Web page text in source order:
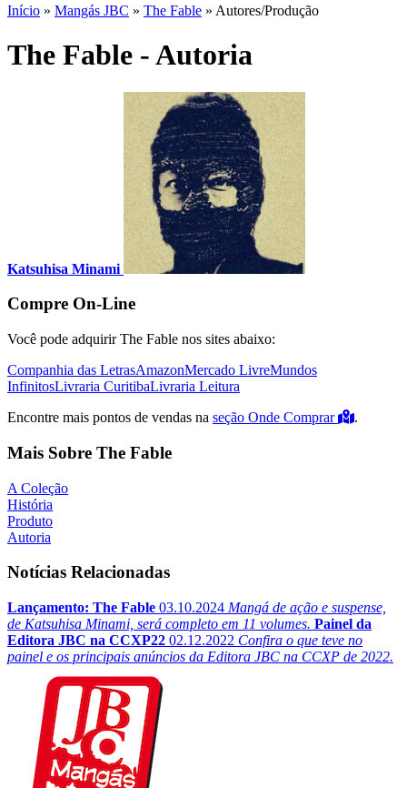
Início » Mangás JBC » The Fable » Autores/Produção
The Fable - Autoria
Katsuhisa Minami
Compre On-Line
Você pode adquirir The Fable nos sites abaixo:
Companhia das LetrasAmazonMercado LivreMundos
InfinitosLivraria CuritibaLivraria Leitura
Encontre mais pontos de vendas na seção Onde Comprar .
Mais Sobre The Fable
A Coleção
História
Produto
Autoria
Notícias Relacionadas
Lançamento: The Fable 03.10.2024 Mangá de ação e suspense,
de Katsuhisa Minami, será completo em 11 volumes. Painel da
Editora JBC na CCXP22 02.12.2022 Confira o que teve no
painel e os principais anúncios da Editora JBC na CCXP de 2022.